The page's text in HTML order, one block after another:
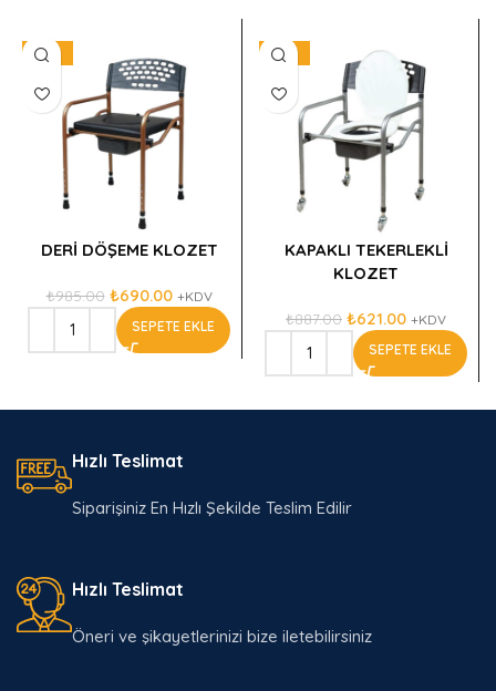
-30%
DERİ DÖŞEME KLOZET
₺985.00 ₺690.00 +KDV
SEPETE EKLE
-30%
KAPAKLI TEKERLEKLİ
KLOZET
₺887.00 ₺621.00 +KDV
SEPETE EKLE
Hızlı Teslimat
Siparişiniz En Hızlı Şekilde Teslim Edilir
Hızlı Teslimat
Öneri ve şikayetlerinizi bize iletebilirsiniz